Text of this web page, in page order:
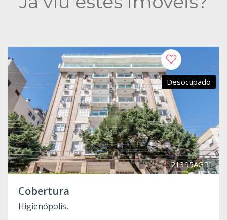
Desocupado
21395AGPI
Cobertura
Higienópolis,